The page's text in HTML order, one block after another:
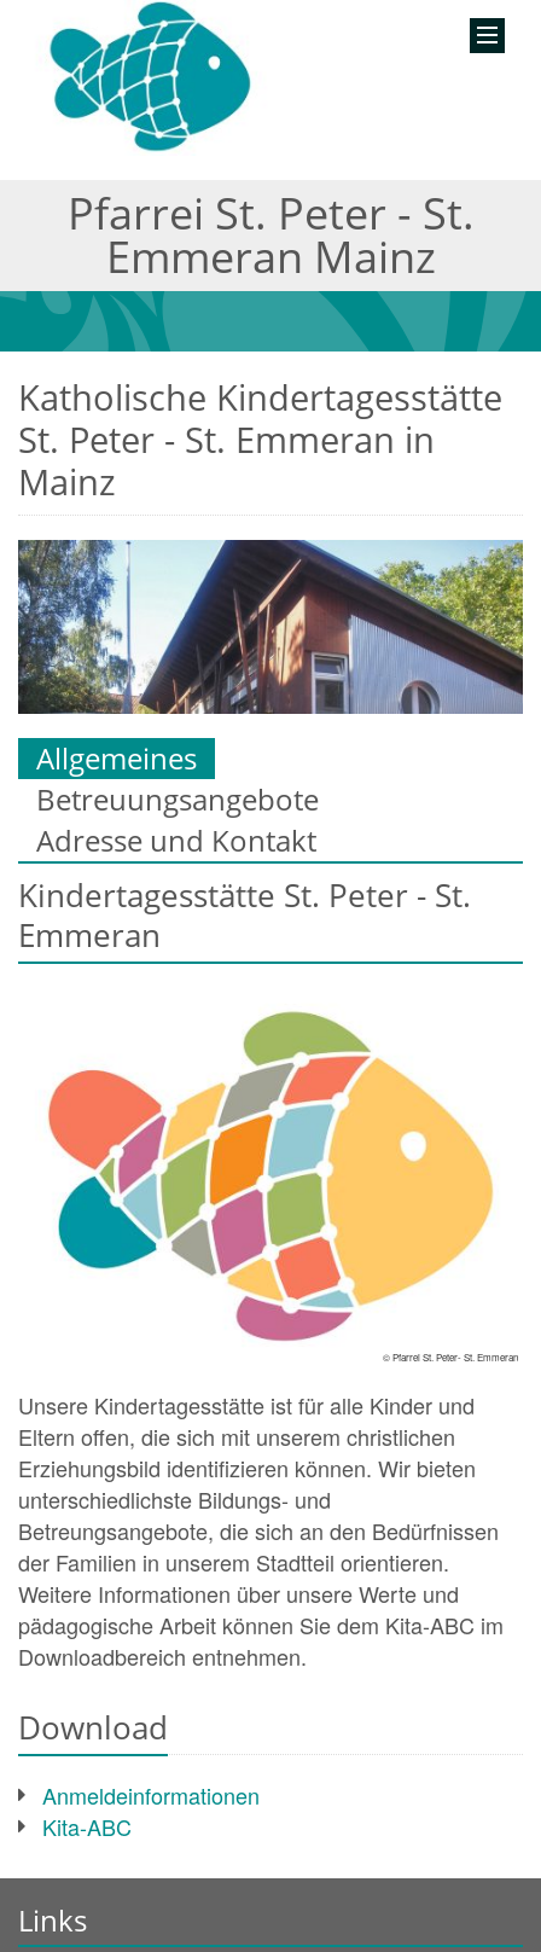
Pfarrei St. Peter - St.
Emmeran Mainz
Katholische Kindertagesstätte
St. Peter - St. Emmeran in
Mainz
Allgemeines
Betreuungsangebote
Adresse und Kontakt
Kindertagesstätte St. Peter - St.
Emmeran
© Pfarrei St. Peter- St. Emmeran
Unsere Kindertagesstätte ist für alle Kinder und
Eltern offen, die sich mit unserem christlichen
Erziehungsbild identifizieren können. Wir bieten
unterschiedlichste Bildungs- und
Betreungsangebote, die sich an den Bedürfnissen
der Familien in unserem Stadtteil orientieren.
Weitere Informationen über unsere Werte und
pädagogische Arbeit können Sie dem Kita-ABC im
Downloadbereich entnehmen.
Download
Anmeldeinformationen
Kita-ABC
Links